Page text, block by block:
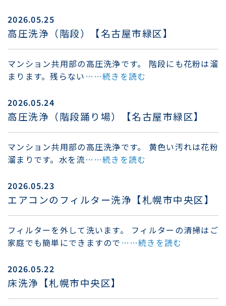
2026.05.25
高圧洗浄（階段）【名古屋市緑区】
マンション共用部の高圧洗浄です。 階段にも花粉は溜
まります。残らない ……続きを読む
2026.05.24
高圧洗浄（階段踊り場）【名古屋市緑区】
マンション共用部の高圧洗浄です。 黄色い汚れは花粉
溜まりです。水を流……続きを読む
2026.05.23
エアコンのフィルター洗浄【札幌市中央区】
フィルターを外して洗います。 フィルターの清掃はご
家庭でも簡単にできますので ……続きを読む
2026.05.22
床洗浄【札幌市中央区】